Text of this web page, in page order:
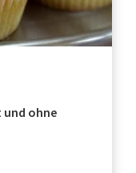
und ohne